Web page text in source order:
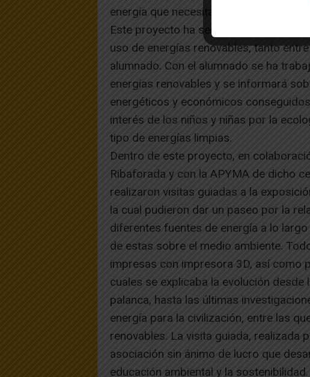
energía que necesita el colegio
Este proyecto ha servido también para
uso de energías renovables, tanto
alumnado. Con el alumnado se ha
energías renovables y se informará
energéticos y económicos
interés de los niños y niñas por la
tipo de energías limpias.
Dentro de este proyecto, en
Ribaforada y con la APYMA de dicho
realizaron visitas guiadas a la
la cual pudieron dar un paseo por la
diferentes fuentes de energía a lo
de estas sobre el medio ambiente.
impresas con impresora 3D, así como
cuales se explicaba la evolución
palanca, hasta las últimas
energía para la civilización, entre las
renovables. La visita guiada, realizada
asociación sin ánimo de lucro que
educación ambiental y la sostenibilidad.